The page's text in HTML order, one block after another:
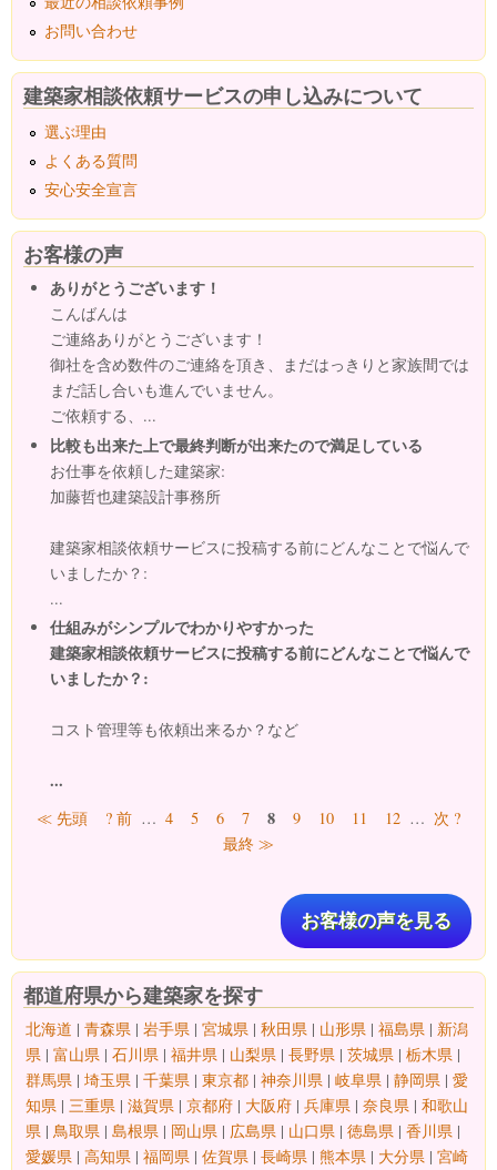
お問い合わせ
建築家相談依頼サービスの申し込みについて
選ぶ理由
よくある質問
安心安全宣言
お客様の声
ありがとうございます！
こんばんは
ご連絡ありがとうございます！
御社を含め数件のご連絡を頂き、まだはっきりと家族間では
まだ話し合いも進んでいません。
ご依頼する、...
比較も出来た上で最終判断が出来たので満足している
お仕事を依頼した建築家:
加藤哲也建築設計事務所
建築家相談依頼サービスに投稿する前にどんなことで悩んで
いましたか？:
...
仕組みがシンプルでわかりやすかった
建築家相談依頼サービスに投稿する前にどんなことで悩んで
いましたか？:
コスト管理等も依頼出来るか？など
...
ページ
≪ 先頭 ? 前 … 4 5 6 7 8 9 10 11 12 … 次 ?
最終 ≫
お客様の声を見る
都道府県から建築家を探す
北海道 | 青森県 | 岩手県 | 宮城県 | 秋田県 | 山形県 | 福島県 | 新潟
県 | 富山県 | 石川県 | 福井県 | 山梨県 | 長野県 | 茨城県 | 栃木県 |
群馬県 | 埼玉県 | 千葉県 | 東京都 | 神奈川県 | 岐阜県 | 静岡県 | 愛
知県 | 三重県 | 滋賀県 | 京都府 | 大阪府 | 兵庫県 | 奈良県 | 和歌山
県 | 鳥取県 | 島根県 | 岡山県 | 広島県 | 山口県 | 徳島県 | 香川県 |
愛媛県 | 高知県 | 福岡県 | 佐賀県 | 長崎県 | 熊本県 | 大分県 | 宮崎